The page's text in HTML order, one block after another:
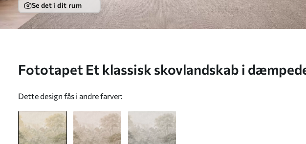
Se det i dit rum
Fototapet Et klassisk skovlandskab i
Dette design fås i andre farver: